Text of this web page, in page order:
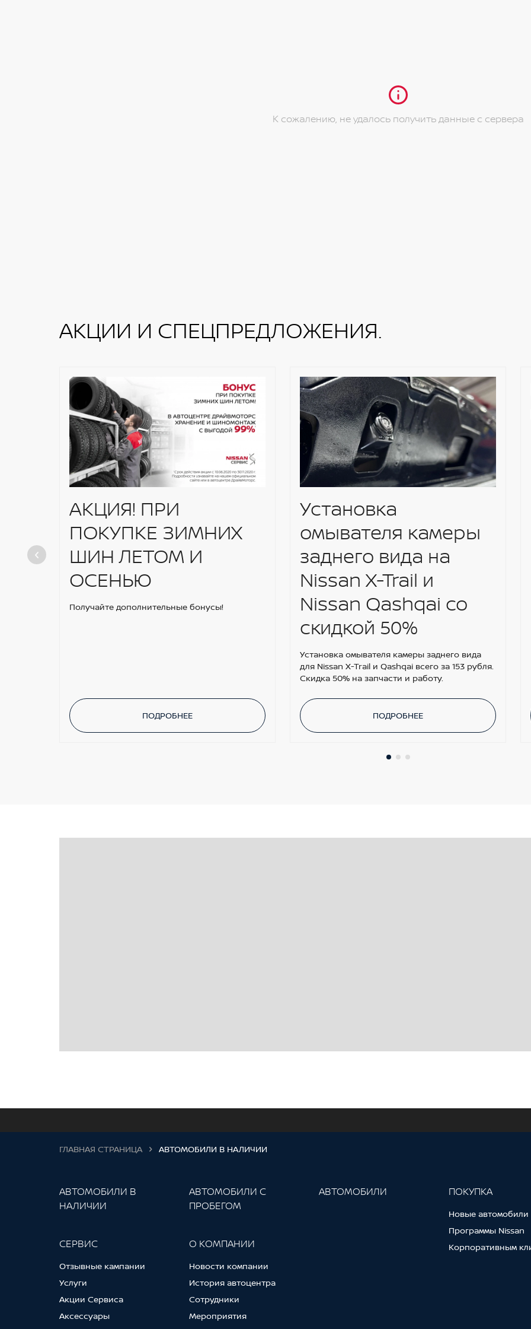
К сожалению, не удалось получить данные с сервера
АКЦИИ И СПЕЦПРЕДЛОЖЕНИЯ.
АКЦИЯ! ПРИ
ПОКУПКЕ ЗИМНИХ
ШИН ЛЕТОМ И
ОСЕНЬЮ
Получайте дополнительные бонусы!
ПОДРОБНЕЕ
Установка
омывателя камеры
заднего вида на
Nissan X-Trail и
Nissan Qashqai со
скидкой 50%
Установка омывателя камеры заднего вида
для Nissan X-Trail и Qashqai всего за 153 рубля.
Скидка 50% на запчасти и работу.
ПОДРОБНЕЕ
ГЛАВНАЯ СТРАНИЦА АВТОМОБИЛИ В НАЛИЧИИ
АВТОМОБИЛИ В
НАЛИЧИИ
СЕРВИС
Отзывные кампании
Услуги
Акции Сервиса
Аксессуары
АВТОМОБИЛИ С
ПРОБЕГОМ
О КОМПАНИИ
Новости компании
История автоцентра
Сотрудники
Мероприятия
АВТОМОБИЛИ ПОКУПКА
Новые автомобили
Программы Nissan
Корпоративным